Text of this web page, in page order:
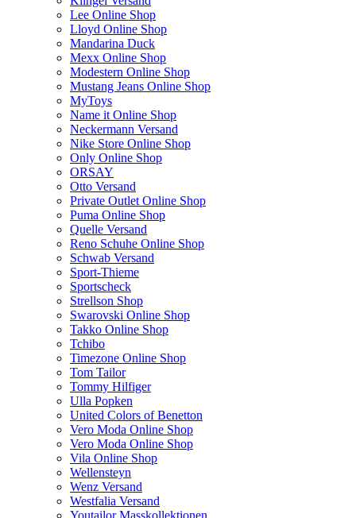
Lee Online Shop
Lloyd Online Shop
Mandarina Duck
Mexx Online Shop
Modestern Online Shop
Mustang Jeans Online Shop
MyToys
Name it Online Shop
Neckermann Versand
Nike Store Online Shop
Only Online Shop
ORSAY
Otto Versand
Private Outlet Online Shop
Puma Online Shop
Quelle Versand
Reno Schuhe Online Shop
Schwab Versand
Sport-Thieme
Sportscheck
Strellson Shop
Swarovski Online Shop
Takko Online Shop
Tchibo
Timezone Online Shop
Tom Tailor
Tommy Hilfiger
Ulla Popken
United Colors of Benetton
Vero Moda Online Shop
Vero Moda Online Shop
Vila Online Shop
Wellensteyn
Wenz Versand
Westfalia Versand